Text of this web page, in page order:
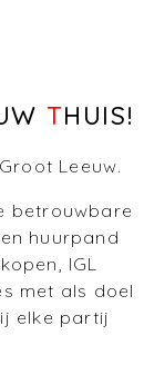
THUIS!
Leeuw.
betrouwbare
huurpand
IGL
met als doel
elke partij